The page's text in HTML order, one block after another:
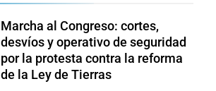
Marcha al Congreso: cortes,
desvíos y operativo de seguridad
por la protesta contra la reforma
de la Ley de Tierras